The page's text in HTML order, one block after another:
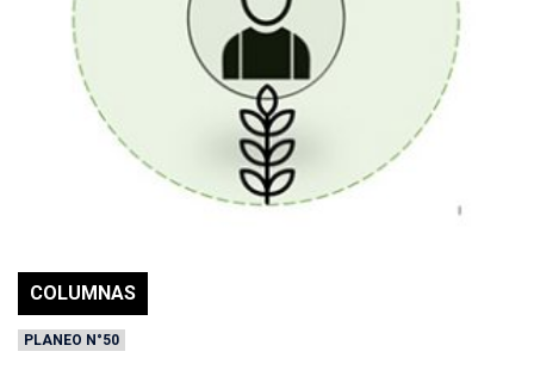
COLUMNAS
PLANEO N°50